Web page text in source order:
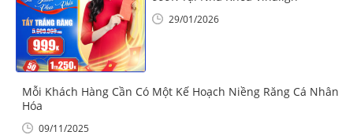
29/01/2026
Mỗi Khách Hàng Cần Có Một Kế Hoạch Niềng Răng Cá Nhân
Hóa
09/11/2025